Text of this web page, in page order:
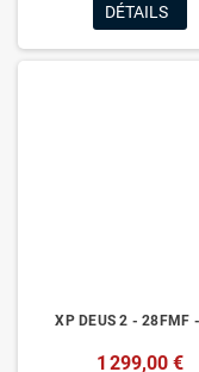
DÉTAILS
XP DEUS 2 - 28FMF
1 299,00 €